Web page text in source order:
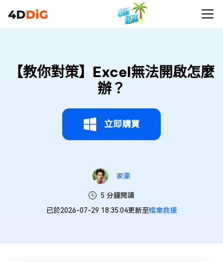
【教你對策】Excel無法開啟怎麼
辦？
立即購買
家豪
5 分鐘閱讀
已於2026-07-29 18:35:04更新至檔案救援